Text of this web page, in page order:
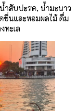
ำสับปะรด, น้ำมะนาว
ชื่นและหอมผลไม้ ดื่ม
ทะเล